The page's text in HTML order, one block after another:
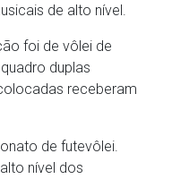
de alto nível.
foi de vôlei de
duplas
receberam
de futevôlei.
nível dos